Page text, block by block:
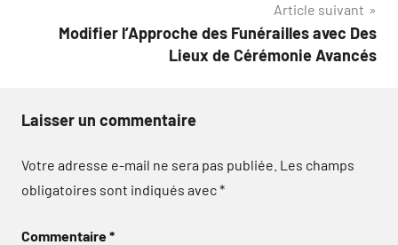
Article suivant
Modifier l’Approche des Funérailles avec Des
Lieux de Cérémonie Avancés
Laisser un commentaire
Votre adresse e-mail ne sera pas publiée. Les champs
obligatoires sont indiqués avec*
Commentaire*